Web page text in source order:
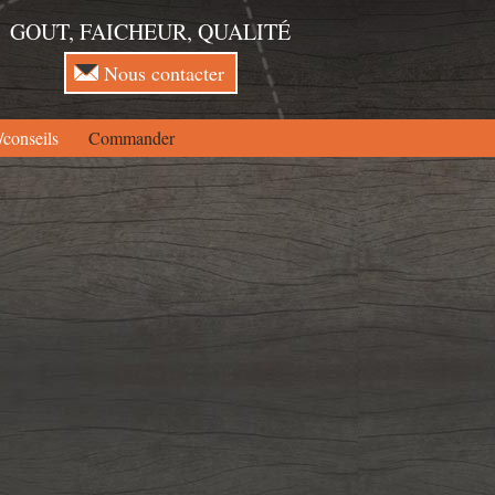
GOUT, FAICHEUR, QUALITÉ
Nous contacter
Commander